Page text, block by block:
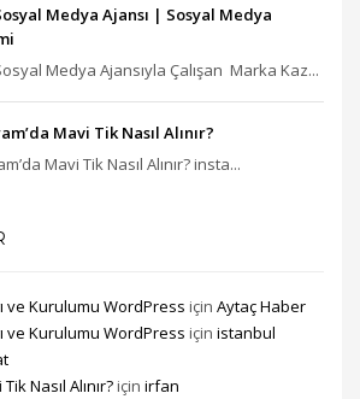
Medya Ajansı‎ | Sosyal Medya
Medya Ajansıyla Çalışan Marka Kaz...
Mavi Tik Nasıl Alınır?
Mavi Tik Nasıl Alınır? insta...
ve Kurulumu WordPress için Aytaç Haber
ve Kurulumu WordPress için istanbul
Nasıl Alınır?için irfan